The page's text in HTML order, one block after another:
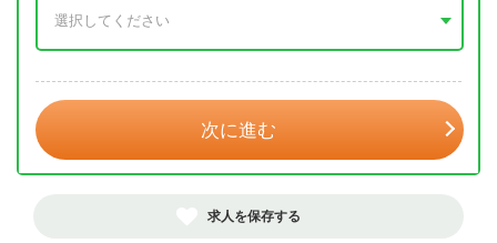
次に進む
求人を保存する